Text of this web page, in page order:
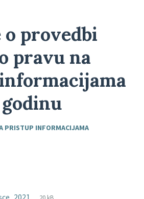
o provedbi
pravu na
godinu
PRISTUP INFORMACIJAMA
File
csv
File